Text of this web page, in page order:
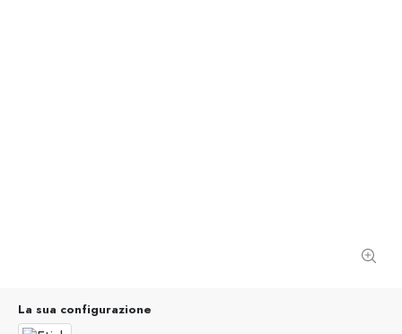
La sua configurazione